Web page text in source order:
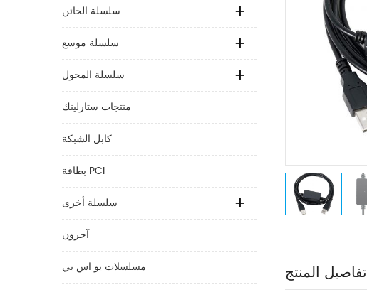
سلسلة الخائن
سلسلة موسع
سلسلة المحول
منتجات ستارلينك
كابل الشبكة
بطاقة PCI
سلسلة أخرى
آحرون
مسلسلات يو اس بي
تفاصيل المنتج